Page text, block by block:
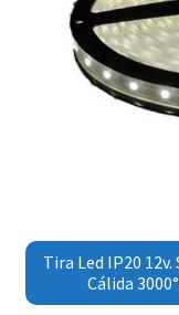
Tira Led IP20
Cálida